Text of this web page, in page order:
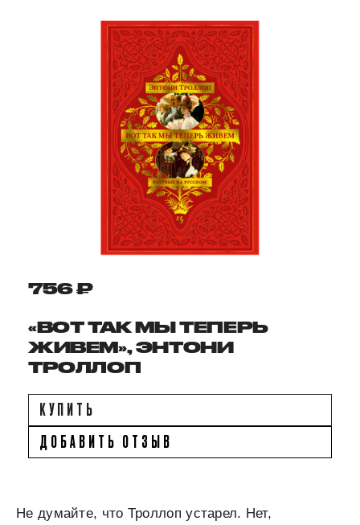
756 ₽
«ВОТ ТАК МЫ ТЕПЕРЬ
ЖИВЕМ», ЭНТОНИ
ТРОЛЛОП
КУПИТЬ
ДОБАВИТЬ ОТЗЫВ
Не думайте, что Троллоп устарел. Нет,